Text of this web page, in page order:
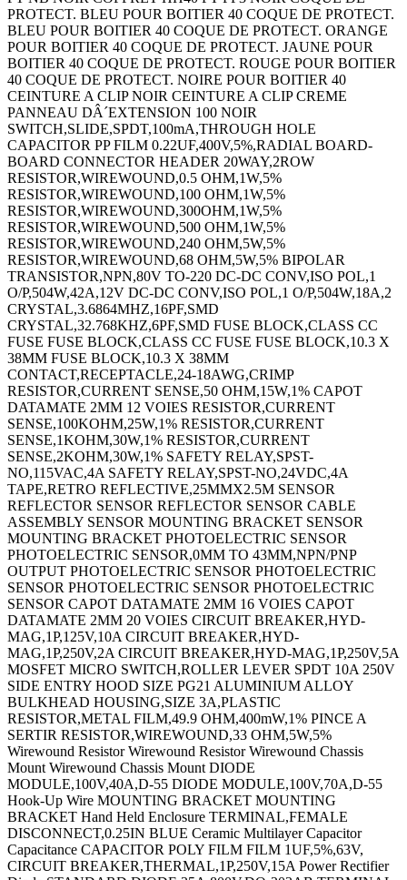
PROTECT. BLEU POUR BOITIER 40 COQUE DE PROTECT.
BLEU POUR BOITIER 40 COQUE DE PROTECT. ORANGE
POUR BOITIER 40 COQUE DE PROTECT. JAUNE POUR
BOITIER 40 COQUE DE PROTECT. ROUGE POUR BOITIER
40 COQUE DE PROTECT. NOIRE POUR BOITIER 40
CEINTURE A CLIP NOIR CEINTURE A CLIP CREME
PANNEAU DÂ´EXTENSION 100 NOIR
SWITCH,SLIDE,SPDT,100mA,THROUGH HOLE
CAPACITOR PP FILM 0.22UF,400V,5%,RADIAL BOARD-
BOARD CONNECTOR HEADER 20WAY,2ROW
RESISTOR,WIREWOUND,0.5 OHM,1W,5%
RESISTOR,WIREWOUND,100 OHM,1W,5%
RESISTOR,WIREWOUND,300OHM,1W,5%
RESISTOR,WIREWOUND,500 OHM,1W,5%
RESISTOR,WIREWOUND,240 OHM,5W,5%
RESISTOR,WIREWOUND,68 OHM,5W,5% BIPOLAR
TRANSISTOR,NPN,80V TO-220 DC-DC CONV,ISO POL,1
O/P,504W,42A,12V DC-DC CONV,ISO POL,1 O/P,504W,18A,2
CRYSTAL,3.6864MHZ,16PF,SMD
CRYSTAL,32.768KHZ,6PF,SMD FUSE BLOCK,CLASS CC
FUSE FUSE BLOCK,CLASS CC FUSE FUSE BLOCK,10.3 X
38MM FUSE BLOCK,10.3 X 38MM
CONTACT,RECEPTACLE,24-18AWG,CRIMP
RESISTOR,CURRENT SENSE,50 OHM,15W,1% CAPOT
DATAMATE 2MM 12 VOIES RESISTOR,CURRENT
SENSE,100KOHM,25W,1% RESISTOR,CURRENT
SENSE,1KOHM,30W,1% RESISTOR,CURRENT
SENSE,2KOHM,30W,1% SAFETY RELAY,SPST-
NO,115VAC,4A SAFETY RELAY,SPST-NO,24VDC,4A
TAPE,RETRO REFLECTIVE,25MMX2.5M SENSOR
REFLECTOR SENSOR REFLECTOR SENSOR CABLE
ASSEMBLY SENSOR MOUNTING BRACKET SENSOR
MOUNTING BRACKET PHOTOELECTRIC SENSOR
PHOTOELECTRIC SENSOR,0MM TO 43MM,NPN/PNP
OUTPUT PHOTOELECTRIC SENSOR PHOTOELECTRIC
SENSOR PHOTOELECTRIC SENSOR PHOTOELECTRIC
SENSOR CAPOT DATAMATE 2MM 16 VOIES CAPOT
DATAMATE 2MM 20 VOIES CIRCUIT BREAKER,HYD-
MAG,1P,125V,10A CIRCUIT BREAKER,HYD-
MAG,1P,250V,2A CIRCUIT BREAKER,HYD-MAG,1P,250V,5A
MOSFET MICRO SWITCH,ROLLER LEVER SPDT 10A 250V
SIDE ENTRY HOOD SIZE PG21 ALUMINIUM ALLOY
BULKHEAD HOUSING,SIZE 3A,PLASTIC
RESISTOR,METAL FILM,49.9 OHM,400mW,1% PINCE A
SERTIR RESISTOR,WIREWOUND,33 OHM,5W,5%
Wirewound Resistor Wirewound Resistor Wirewound Chassis
Mount Wirewound Chassis Mount DIODE
MODULE,100V,40A,D-55 DIODE MODULE,100V,70A,D-55
Hook-Up Wire MOUNTING BRACKET MOUNTING
BRACKET Hand Held Enclosure TERMINAL,FEMALE
DISCONNECT,0.25IN BLUE Ceramic Multilayer Capacitor
Capacitance CAPACITOR POLY FILM FILM 1UF,5%,63V,
CIRCUIT BREAKER,THERMAL,1P,250V,15A Power Rectifier